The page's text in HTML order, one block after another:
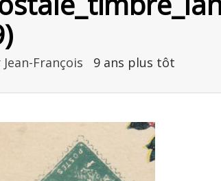
Jean-François 9 ans plus tôt